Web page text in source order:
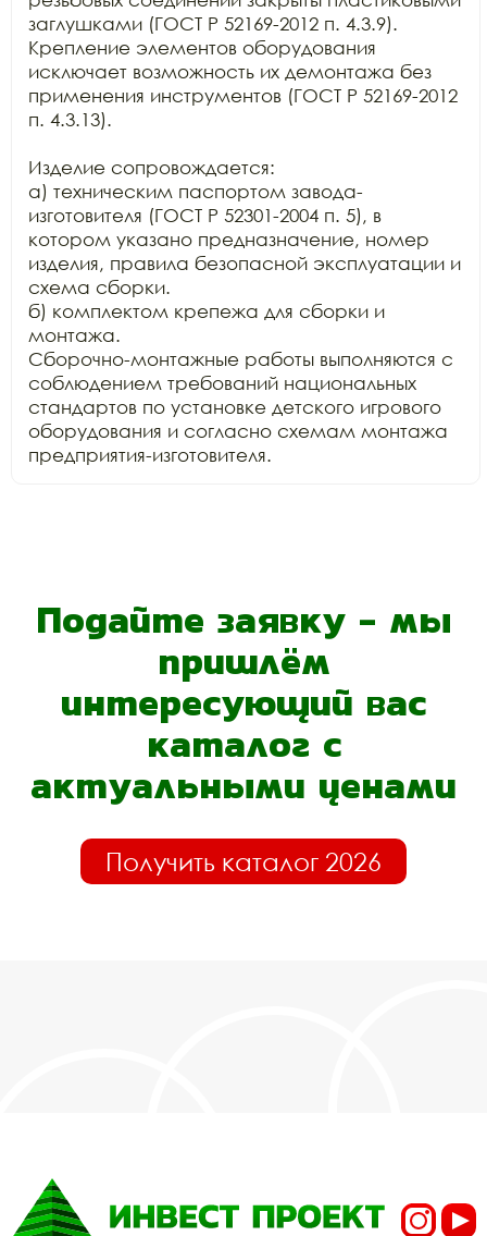
заглушками (ГОСТ Р 52169-2012 п. 4.3.9).
Крепление элементов оборудования
исключает возможность их демонтажа без
применения инструментов (ГОСТ Р 52169-2012
п. 4.3.13).
Изделие сопровождается:
а) техническим паспортом завода-
изготовителя (ГОСТ Р 52301-2004 п. 5), в
котором указано предназначение, номер
изделия, правила безопасной эксплуатации и
схема сборки.
б) комплектом крепежа для сборки и
монтажа.
Сборочно-монтажные работы выполняются с
соблюдением требований национальных
стандартов по установке детского игрового
оборудования и согласно схемам монтажа
Подайте заявку - мы
пришлём
интересующий вас
каталог с
актуальными ценами
Получить каталог 2026